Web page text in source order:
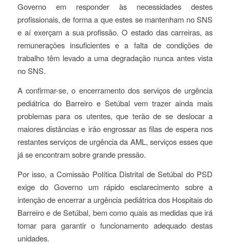
Governo em responder às necessidades destes
profissionais, de forma a que estes se mantenham no SNS
e aí exerçam a sua profissão. O estado das carreiras, as
remunerações insuficientes e a falta de condições de
trabalho têm levado a uma degradação nunca antes vista
no SNS.
A confirmar-se, o encerramento dos serviços de urgência
pediátrica do Barreiro e Setúbal vem trazer ainda mais
problemas para os utentes, que terão de se deslocar a
maiores distâncias e irão engrossar as filas de espera nos
restantes serviços de urgência da AML, serviços esses que
já se encontram sobre grande pressão.
Por isso, a Comissão Política Distrital de Setúbal do PSD
exige do Governo um rápido esclarecimento sobre a
intenção de encerrar a urgência pediátrica dos Hospitais do
Barreiro e de Setúbal, bem como quais as medidas que irá
tomar para garantir o funcionamento adequado destas
unidades.